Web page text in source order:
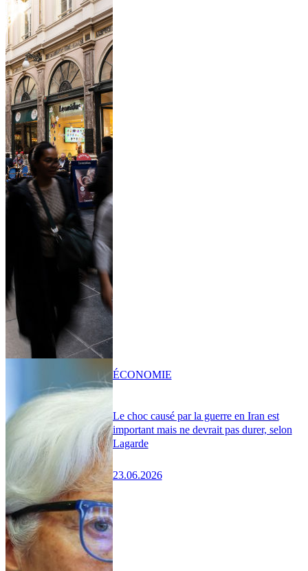
Le choc causé par la guerre en Iran est
important mais ne devrait pas durer, selon
Lagarde
23.06.2026
ÉCONOMIE